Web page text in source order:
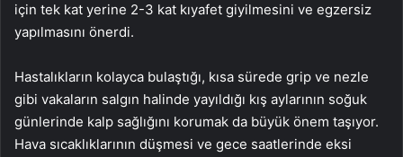
için tek kat yerine 2-3 kat kıyafet giyilmesini ve egzersiz
yapılmasını önerdi.
Hastalıkların kolayca bulaştığı, kısa sürede grip ve nezle
gibi vakaların salgın halinde yayıldığı kış aylarının soğuk
günlerinde kalp sağlığını korumak da büyük önem taşıyor.
Hava sıcaklıklarının düşmesi ve gece saatlerinde eksi